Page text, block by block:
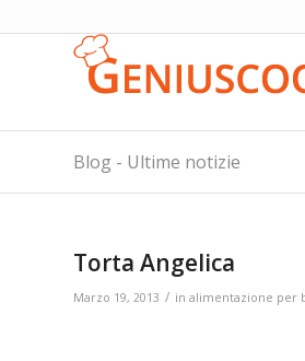
Blog - Ultime notizie
Torta Angelica
Marzo 19, 2013 / in alimentazione per